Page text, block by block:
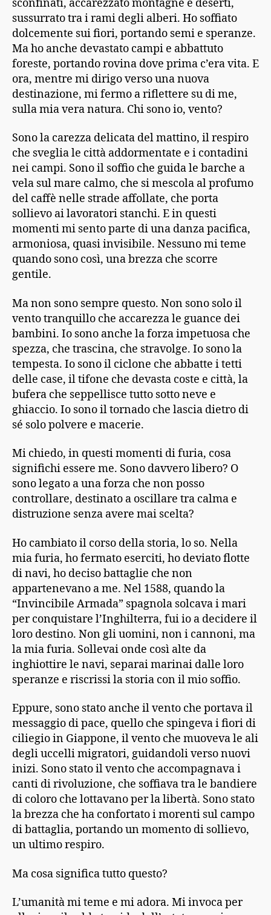
sconfinati, accarezzato montagne e deserti,
sussurrato tra i rami degli alberi. Ho soffiato
dolcemente sui fiori, portando semi e speranze.
Ma ho anche devastato campi e abbattuto
foreste, portando rovina dove prima c’era vita. E
ora, mentre mi dirigo verso una nuova
destinazione, mi fermo a riflettere su di me,
sulla mia vera natura. Chi sono io, vento?
Sono la carezza delicata del mattino, il respiro
che sveglia le città addormentate e i contadini
nei campi. Sono il soffio che guida le barche a
vela sul mare calmo, che si mescola al profumo
del caffè nelle strade affollate, che porta
sollievo ai lavoratori stanchi. E in questi
momenti mi sento parte di una danza pacifica,
armoniosa, quasi invisibile. Nessuno mi teme
quando sono così, una brezza che scorre
gentile.
Ma non sono sempre questo. Non sono solo il
vento tranquillo che accarezza le guance dei
bambini. Io sono anche la forza impetuosa che
spezza, che trascina, che stravolge. Io sono la
tempesta. Io sono il ciclone che abbatte i tetti
delle case, il tifone che devasta coste e città, la
bufera che seppellisce tutto sotto neve e
ghiaccio. Io sono il tornado che lascia dietro di
sé solo polvere e macerie.
Mi chiedo, in questi momenti di furia, cosa
significhi essere me. Sono davvero libero? O
sono legato a una forza che non posso
controllare, destinato a oscillare tra calma e
distruzione senza avere mai scelta?
Ho cambiato il corso della storia, lo so. Nella
mia furia, ho fermato eserciti, ho deviato flotte
di navi, ho deciso battaglie che non
appartenevano a me. Nel 1588, quando la
“Invincibile Armada” spagnola solcava i mari
per conquistare l’Inghilterra, fui io a decidere il
loro destino. Non gli uomini, non i cannoni, ma
la mia furia. Sollevai onde così alte da
inghiottire le navi, separai marinai dalle loro
speranze e riscrissi la storia con il mio soffio.
Eppure, sono stato anche il vento che portava il
messaggio di pace, quello che spingeva i fiori di
ciliegio in Giappone, il vento che muoveva le ali
degli uccelli migratori, guidandoli verso nuovi
inizi. Sono stato il vento che accompagnava i
canti di rivoluzione, che soffiava tra le bandiere
di coloro che lottavano per la libertà. Sono stato
la brezza che ha confortato i morenti sul campo
di battaglia, portando un momento di sollievo,
un ultimo respiro.
Ma cosa significa tutto questo?
L’umanità mi teme e mi adora. Mi invoca per